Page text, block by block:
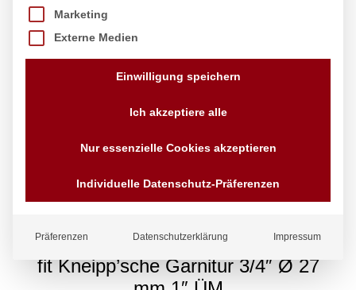
fit Kneipp’sche Garnitur 3/4″ Ø 27
Marketing
Externe Medien
Einwilligung speichern
Ich akzeptiere alle
Nur essenzielle Cookies akzeptieren
Individuelle Datenschutz-Präferenzen
Präferenzen Datenschutzerklärung Impressum